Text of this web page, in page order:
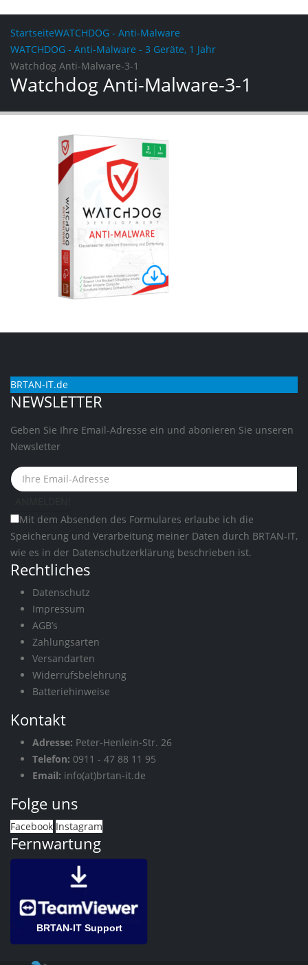
StartseiteWATCHDOG - Anti-Malware
WATCHDOG - Anti-Malware - 3 Geräte, 1 Jahr
Watchdog Anti-Malware-3-1
Watchdog Anti-Malware-3-1
BRTAN-IT.de
NEWSLETTER
Geben Sie Ihre Email-Adresse ein und abonieren Sie unseren
Newsletter
Mit dem Absenden des Formulares erlaube ich die
Speicherung und Verarbeitung meiner Daten durch BRTAN-IT,
wie es in der Datenschutzerklärung beschrieben ist.
Rechtliches
Datenschutz
Impressum
AGB’s
Zahlungsarten
Versandarten
Widerrufsbelehrung
Batteriehinweise
Kontakt
Adresse: Peter-Henlein-Str. 26
Telefon: 0911 - 47 88 11 95
Email: info(at)brtan-it.de
Folge uns
Facebook Instagram
Fernwartung
BRTAN-IT Support